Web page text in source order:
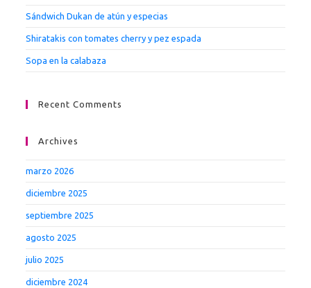
Sándwich Dukan de atún y especias
Shiratakis con tomates cherry y pez espada
Sopa en la calabaza
Recent Comments
Archives
marzo 2026
diciembre 2025
septiembre 2025
agosto 2025
julio 2025
diciembre 2024